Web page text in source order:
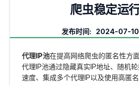
爬虫稳定运行
发布时间: 2024-07-
代理IP池在提高网络爬虫的匿名性方
代理IP池通过隐藏真实IP地址、随机
速度、集成多个代理IP以及使用高匿